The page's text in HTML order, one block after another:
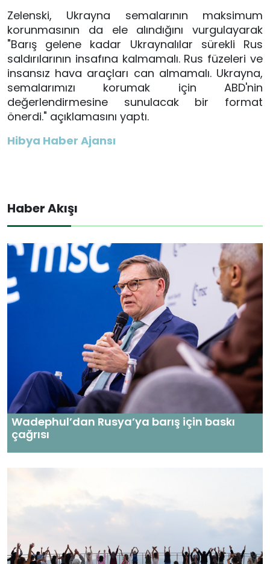
Zelenski, Ukrayna semalarının maksimum
korunmasının da ele alındığını vurgulayarak
"Barış gelene kadar Ukraynalılar sürekli Rus
saldırılarının insafına kalmamalı. Rus füzeleri ve
insansız hava araçları can almamalı. Ukrayna,
semalarımızı korumak için ABD'nin
değerlendirmesine sunulacak bir format
önerdi." açıklamasını yaptı.
Hibya Haber Ajansı
Haber Akışı
Wadephul’dan Rusya’ya barış için baskı
çağrısı